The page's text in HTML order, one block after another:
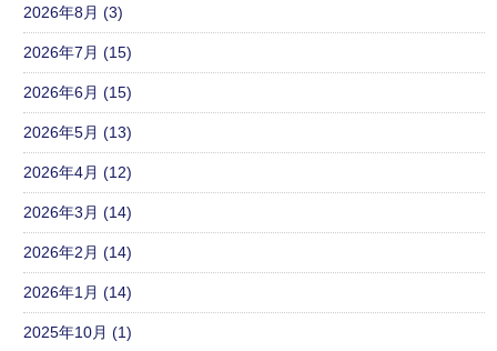
2026年8月 (3)
2026年7月 (15)
2026年6月 (15)
2026年5月 (13)
2026年4月 (12)
2026年3月 (14)
2026年2月 (14)
2026年1月 (14)
2025年10月 (1)